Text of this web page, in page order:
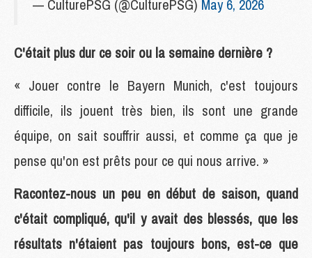
— CulturePSG (@CulturePSG) May 6, 2026
C'était plus dur ce soir ou la semaine dernière ?
« Jouer contre le Bayern Munich, c'est toujours
difficile, ils jouent très bien, ils sont une grande
équipe, on sait souffrir aussi, et comme ça que je
pense qu'on est prêts pour ce qui nous arrive. »
Racontez-nous un peu en début de saison, quand
c'était compliqué, qu'il y avait des blessés, que les
résultats n'étaient pas toujours bons, est-ce que